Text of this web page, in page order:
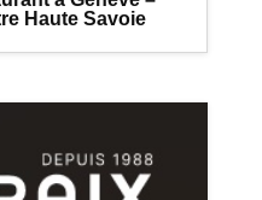
Haute Savoie